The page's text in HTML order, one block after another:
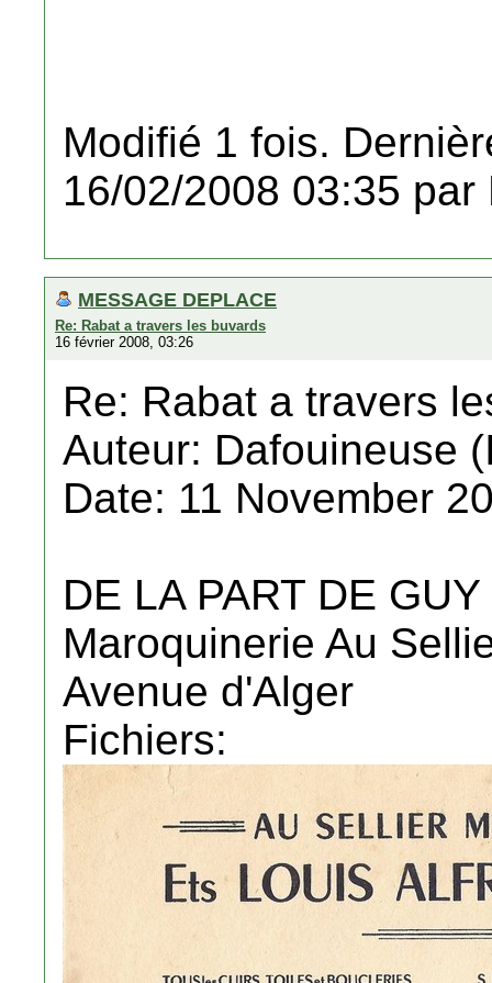
Modifié 1 fois.
16/02/2008 03:35 par
MESSAGE DEPLACE
Re: Rabat a travers les buvards
16 février 2008, 03:26
Re: Rabat a travers
Auteur: Dafouineuse
Date: 11 November
DE LA PART DE
Maroquinerie Au
Avenue d'Alger
Fichiers: